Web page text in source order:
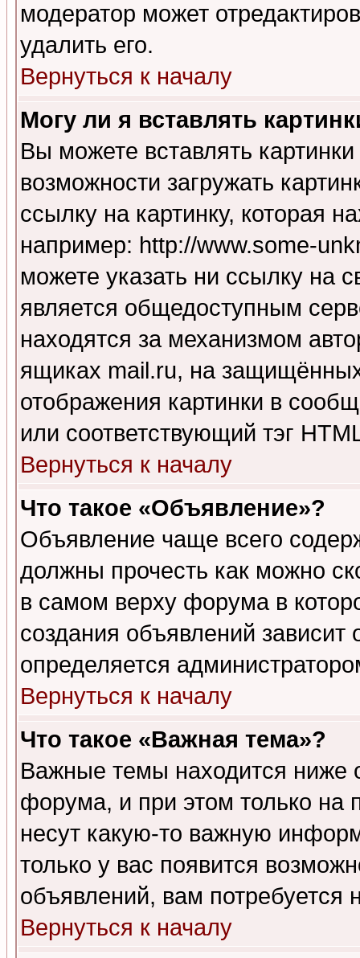
модератор может
удалить его.
Вернуться к началу
Могу ли я вставлять
Вы можете вставлять
возможности загружать
ссылку на картинку, которая
например: http://www.some-
можете указать ни ссылку на
является общедоступным
находятся за механизмом
ящиках mail.ru, на
отображения картинки в
или соответствующий тэг
Вернуться к началу
Что такое «Объявление»?
Объявление чаще всего
должны прочесть как можно
в самом верху форума в
создания объявлений зависит
определяется
Вернуться к началу
Что такое «Важная тема»?
Важные темы находится ниже
форума, и при этом только на
несут какую-то важную
только у вас появится
объявлений, вам потребуется
Вернуться к началу